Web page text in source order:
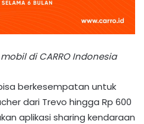
di CARRO Indonesia
berkesempatan untuk
dari Trevo hingga Rp 600
aplikasi sharing kendaraan